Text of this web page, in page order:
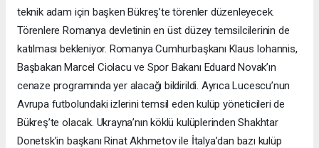
teknik adam için başken Bükreş’te törenler düzenleyecek.
Törenlere Romanya devletinin en üst düzey temsilcilerinin de
katılması bekleniyor. Romanya Cumhurbaşkanı Klaus Iohannis,
Başbakan Marcel Ciolacu ve Spor Bakanı Eduard Novak’ın
cenaze programında yer alacağı bildirildi. Ayrıca Lucescu’nun
Avrupa futbolundaki izlerini temsil eden kulüp yöneticileri de
Bükreş’te olacak. Ukrayna’nın köklü kulüplerinden Shakhtar
Donetsk’in başkanı Rinat Akhmetov ile İtalya’dan bazı kulüp